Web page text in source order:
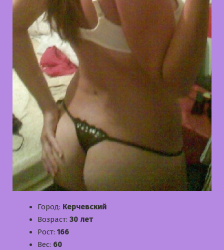
Город: Керчевский
Возраст: 30 лет
Рост: 166
Вес: 60